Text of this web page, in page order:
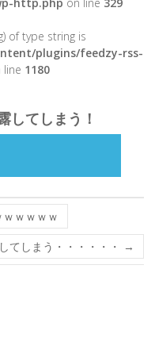
of type string is
plugins/feedzy-rss-
line 1180
してしまう！
ｗｗｗｗ
てしまう・・・・・・
→